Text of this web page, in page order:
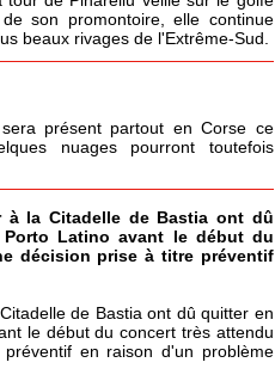
son promontoire, elle continue
beaux rivages de l'Extrême-Sud.
présent partout en Corse ce
nuages pourront toutefois
à la Citadelle de Bastia ont dû
Latino avant le début du
décision prise à titre préventif
de Bastia ont dû quitter en
le début du concert très attendu
en raison d'un problème